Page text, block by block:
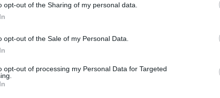
opt-out of the Sharing of my personal data.
opt-out of the Sale of my Personal Data.
opt-out of processing my Personal Data for Targeted
οποία οι μεγάλες πόλεις επιταχύνουν τη μετάβασή τους
ρεζερβουάρ υδρογόνου της BMW